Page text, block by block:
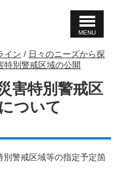
MENU
イン / 日々のニーズから探
特別警戒区域の公開
害特別警戒区
ついて
警戒区域等の指定予定箇